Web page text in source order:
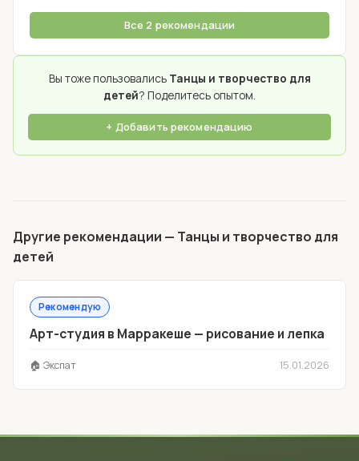
Все 2 рекомендации
Вы тоже пользовались Танцы и творчество для
детей? Поделитесь опытом.
+ Добавить рекомендацию
Другие рекомендации — Танцы и творчество для
детей
Рекомендую
Арт-студия в Марракеше — рисование и лепка
🏠 Экспат 15.01.2026